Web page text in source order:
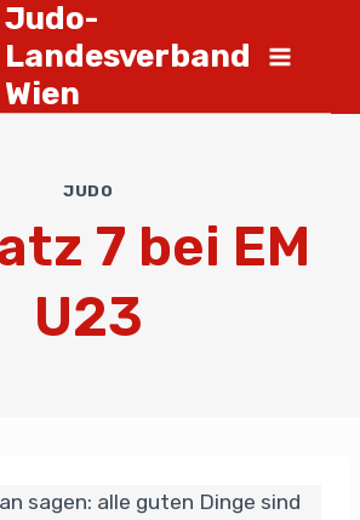
Judo-
Landesverband
Wien
JUDO
7 bei EM
U23
sagen: alle guten Dinge sind